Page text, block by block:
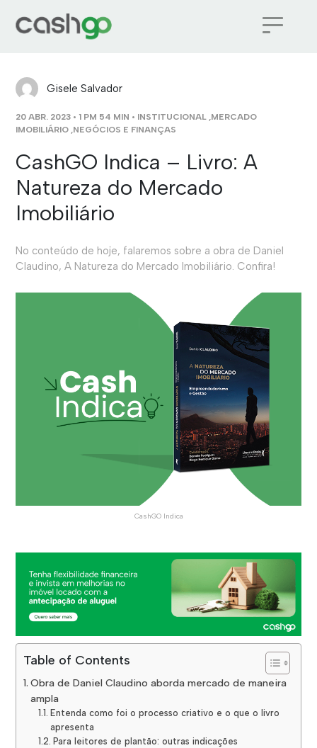
Gisele Salvador
20 ABR. 2023 • 1 PM 54 MIN • INSTITUCIONAL ,MERCADO
IMOBILIÁRIO ,NEGÓCIOS E FINANÇAS
CashGO Indica – Livro: A
Natureza do Mercado
Imobiliário
No conteúdo de hoje, falaremos sobre a obra de Daniel
Claudino, A Natureza do Mercado Imobiliário. Confira!
CashGO Indica
Table of Contents
Obra de Daniel Claudino aborda mercado de maneira
ampla
Entenda como foi o processo criativo e o que o livro
apresenta
Para leitores de plantão: outras indicações